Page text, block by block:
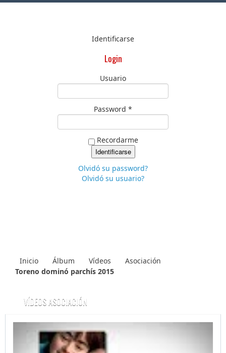
Identificarse
Login
Usuario
Password *
Recordarme
Olvidó su password?
Olvidó su usuario?
Inicio Álbum Vídeos
Asociación
Toreno dominó parchís 2015
VÍDEOS ASOCIACIÓN